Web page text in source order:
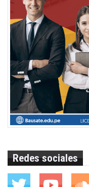
Redes sociales